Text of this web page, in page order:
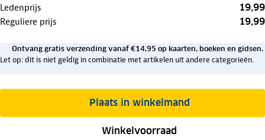
Ledenprijs 19,99
Reguliere prijs 19,99
Ontvang gratis verzending vanaf €14,95 op kaarten, boeken en gidsen.
Let op: dit is niet geldig in combinatie met artikelen uit andere categorieën.
Plaats in winkelmand
Winkelvoorraad